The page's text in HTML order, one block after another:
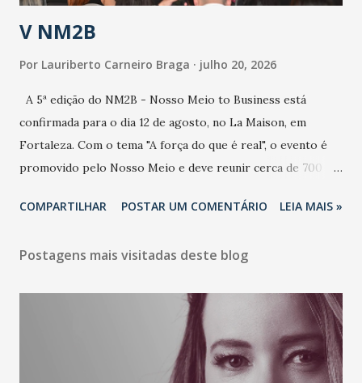
estratificação do risco da doença, para não so...
V NM2B
Por Lauriberto Carneiro Braga julho 20, 2026
A 5ª edição do NM2B - Nosso Meio to Business está
confirmada para o dia 12 de agosto, no La Maison, em
Fortaleza. Com o tema "A força do que é real", o evento é
promovido pelo Nosso Meio e deve reunir cerca de 700
e lideranças do Mercado Nacional. Desde 2022, o NM2B
de negócios do Nordeste, reunindo profissionais de marcas
LinkedIn, VISA, Grupo 3corações, TikTok e M. Dias Branco.
A nova edição chega em um momento em que autenticidade
e consistência ganham peso nas conversas sobre marca,
liderança e estratégia. - Vivemos um momento em que todo
COMPARTILHAR POSTAR UM COMENTÁRIO LEIA MAIS »
Postagens mais visitadas deste blog